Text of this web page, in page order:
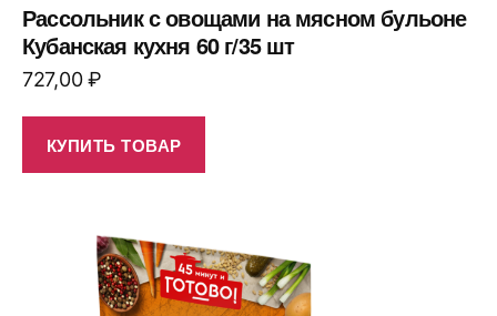
Рассольник с овощами на мясном бульоне
Кубанская кухня 60 г/35 шт
727,00₽
КУПИТЬ ТОВАР